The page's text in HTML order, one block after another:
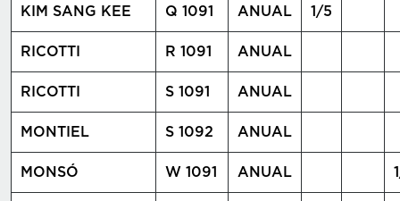
KIM SANG KEE Q 1091 ANUAL 1/5
RICOTTI R 1091 ANUAL
RICOTTI S 1091 ANUAL
MONTIEL S 1092 ANUAL
MONSÓ W 1091 ANUAL